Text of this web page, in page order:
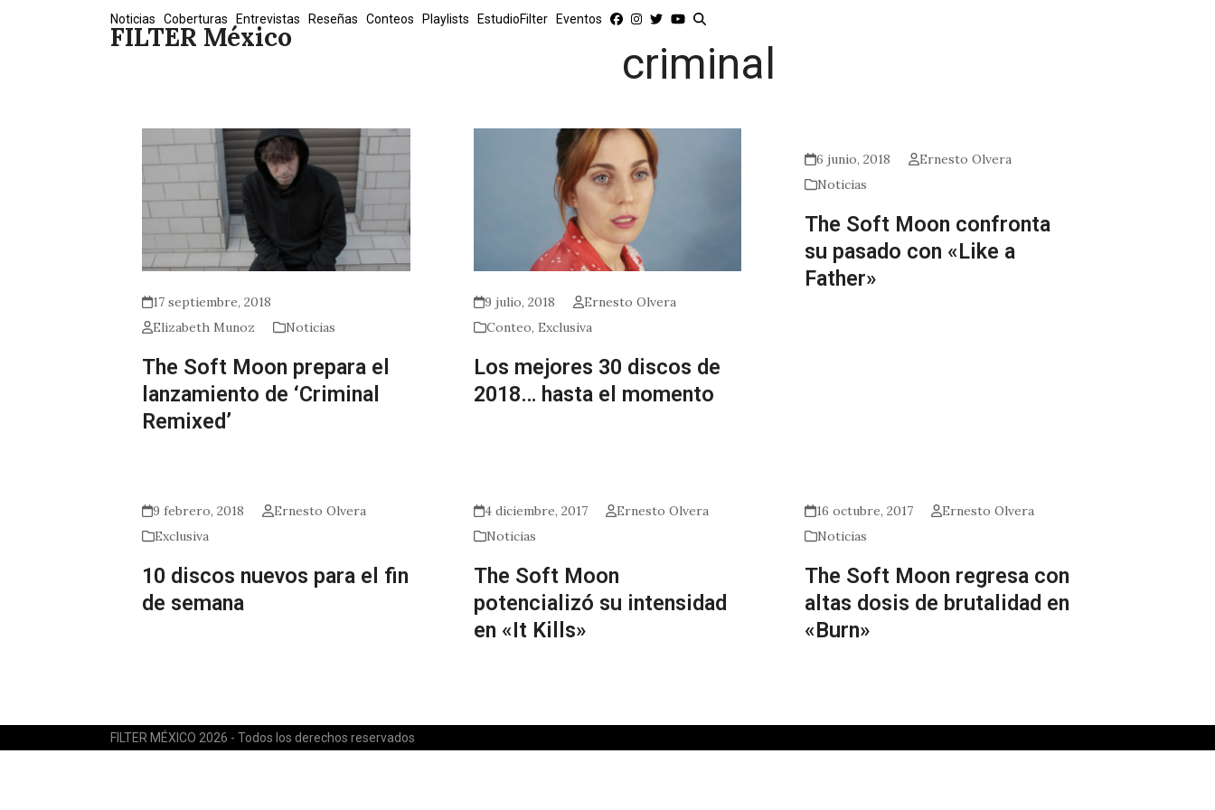
FILTER México
Noticias Coberturas Entrevistas Reseñas Conteos Playlists EstudioFilter Eventos
criminal
17 septiembre, 2018
Elizabeth Munoz
Noticias
The Soft Moon prepara el
lanzamiento de ‘Criminal
Remixed’
9 julio, 2018
Ernesto Olvera
Conteo, Exclusiva
Los mejores 30 discos de
2018… hasta el momento
6 junio, 2018
Ernesto Olvera
Noticias
The Soft Moon confronta
su pasado con «Like a
Father»
9 febrero, 2018
Ernesto Olvera
Exclusiva
10 discos nuevos para el fin
de semana
4 diciembre, 2017
Ernesto Olvera
Noticias
The Soft Moon
potencializó su intensidad
en «It Kills»
16 octubre, 2017
Ernesto Olvera
Noticias
The Soft Moon regresa con
altas dosis de brutalidad en
«Burn»
FILTER MÉXICO 2026 - Todos los derechos reservados